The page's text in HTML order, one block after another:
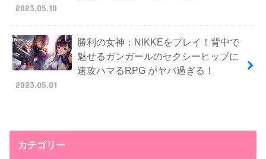
2023.05.10
勝利の女神：NIKKEをプレイ！背中で
魅せるガンガールのセクシーヒップに
速攻ハマるRPG がヤバ過ぎる！
2023.05.01
カテゴリー